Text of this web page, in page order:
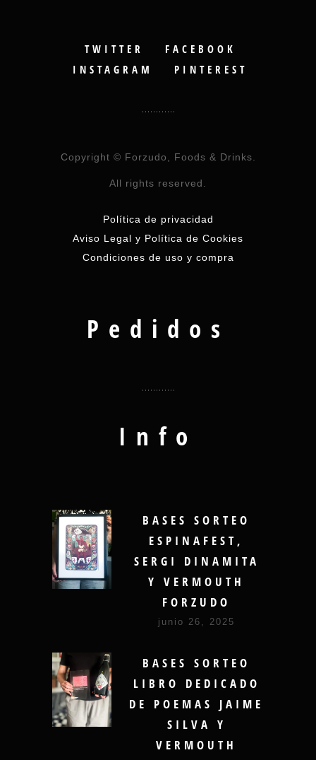
TWITTER
FACEBOOK
INSTAGRAM
PINTEREST
Copyright © Forzudo, Foods & Drinks.
All rights reserved.
Política de privacidad
Aviso Legal y Política de Cookies
Condiciones de uso y compra
Pedidos
Info
BASES SORTEO
ESPINAFEST,
SERGI DINAMITA
Y VERMOUTH
FORZUDO
junio 26, 2025
BASES SORTEO
LIBRO DEDICADO
DE POEMAS JAIME
SILVA Y
VERMOUTH